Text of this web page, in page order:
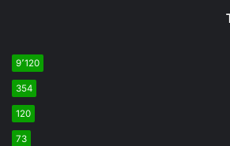
9٬120
354
120
73